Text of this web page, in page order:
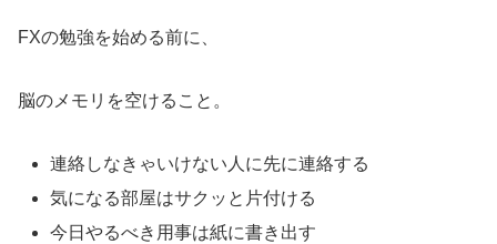
FXの勉強を始める前に、
脳のメモリを空けること。
連絡しなきゃいけない人に先に連絡する
気になる部屋はサクッと片付ける
今日やるべき用事は紙に書き出す